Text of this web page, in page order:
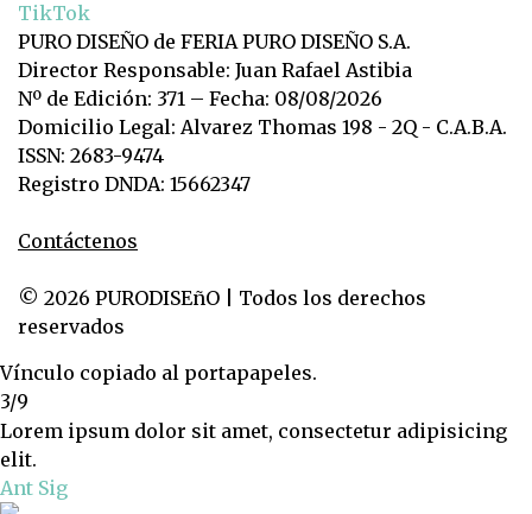
TikTok
PURO DISEÑO de FERIA PURO DISEÑO S.A.
Director Responsable: Juan Rafael Astibia
Nº de Edición: 371 – Fecha: 08/08/2026
Domicilio Legal: Alvarez Thomas 198 - 2Q - C.A.B.A.
ISSN: 2683-9474
Registro DNDA: 15662347
Contáctenos
© 2026 PURODISEñO | Todos los derechos
reservados
Vínculo copiado al portapapeles.
3/9
Lorem ipsum dolor sit amet, consectetur adipisicing
elit.
Ant Sig